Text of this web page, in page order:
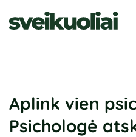
Aplink vien
Psichologė